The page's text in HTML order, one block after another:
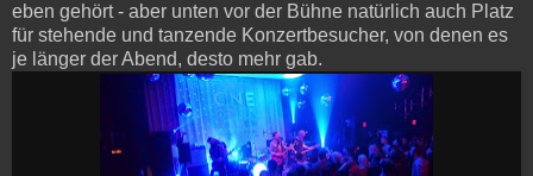
eben gehört - aber unten vor der Bühne natürlich auch Platz
für stehende und tanzende Konzertbesucher, von denen es
je länger der Abend, desto mehr gab.